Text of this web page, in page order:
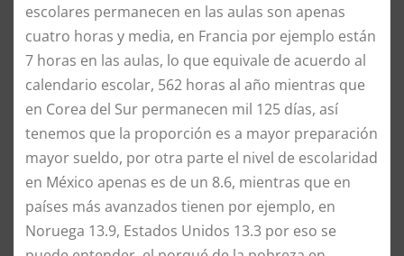
escolares permanecen en las aulas son apenas
cuatro horas y media, en Francia por ejemplo están
7 horas en las aulas, lo que equivale de acuerdo al
calendario escolar, 562 horas al año mientras que
en Corea del Sur permanecen mil 125 días, así
tenemos que la proporción es a mayor preparación
mayor sueldo, por otra parte el nivel de escolaridad
en México apenas es de un 8.6, mientras que en
países más avanzados tienen por ejemplo, en
Noruega 13.9, Estados Unidos 13.3 por eso se